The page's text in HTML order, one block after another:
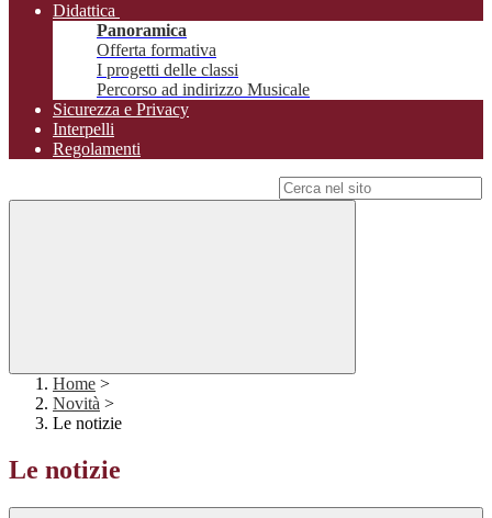
Didattica
Panoramica
Offerta formativa
I progetti delle classi
Percorso ad indirizzo Musicale
Sicurezza e Privacy
Interpelli
Regolamenti
Home >
Novità >
Le notizie
Le notizie